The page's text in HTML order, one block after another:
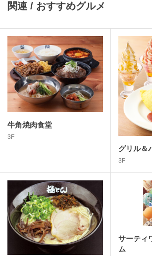
関連 / おすすめグルメ
牛角焼肉食堂
3F
グリル＆
3F
サーティ
ム